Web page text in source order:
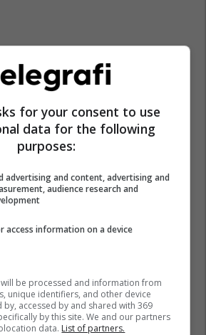
for your consent to use
data for the following
purposes:
advertising and content, advertising and
audience research and
access information on a device
be processed and information from
unique identifiers, and other device
by, accessed by and shared with 369
by this site. We and our partners
data. List of partners.